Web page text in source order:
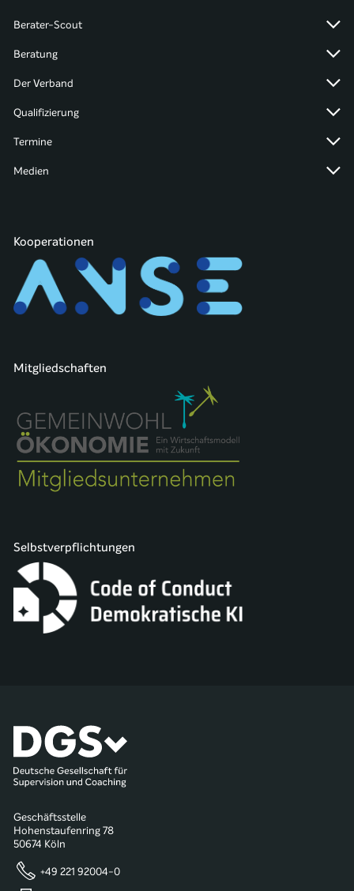
Berater-Scout
Beratung
Der Verband
Qualifizierung
Termine
Medien
Kooperationen
Mitgliedschaften
Selbstverpflichtungen
Geschäftsstelle
Hohenstaufenring 78
50674 Köln
+49 221 92004-0